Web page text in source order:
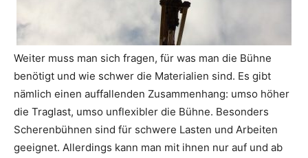
Weiter muss man sich fragen, für was man die Bühne
benötigt und wie schwer die Materialien sind. Es gibt
nämlich einen auffallenden Zusammenhang: umso höher
die Traglast, umso unflexibler die Bühne. Besonders
Scherenbühnen sind für schwere Lasten und Arbeiten
geeignet. Allerdings kann man mit ihnen nur auf und ab